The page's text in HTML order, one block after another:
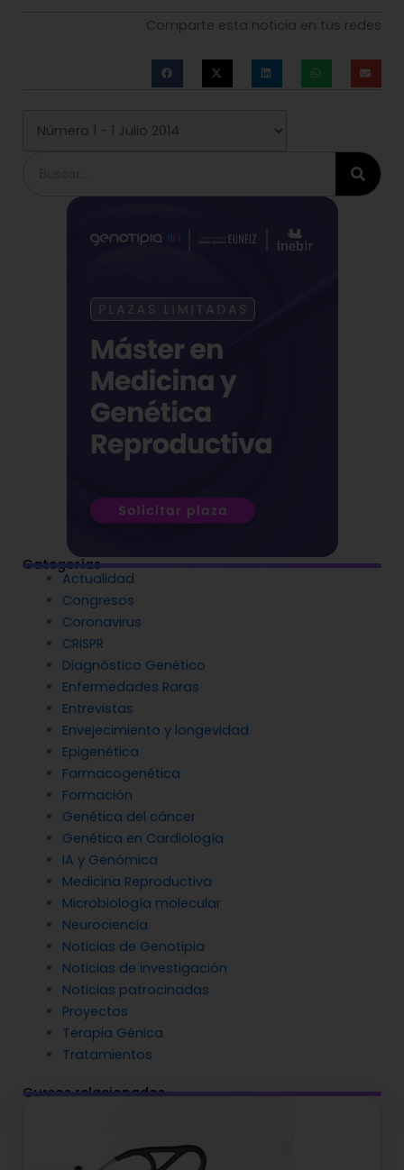
Comparte esta noticia en tus redes
Categorías
Actualidad
Congresos
Coronavirus
CRISPR
Diagnóstico Genético
Enfermedades Raras
Entrevistas
Envejecimiento y longevidad
Epigenética
Farmacogenética
Formación
Genética del cáncer
Genética en Cardiología
IA y Genómica
Medicina Reproductiva
Microbiología molecular
Neurociencia
Noticias de Genotipia
Noticias de investigación
Noticias patrocinadas
Proyectos
Terapia Génica
Tratamientos
Cursos relacionados